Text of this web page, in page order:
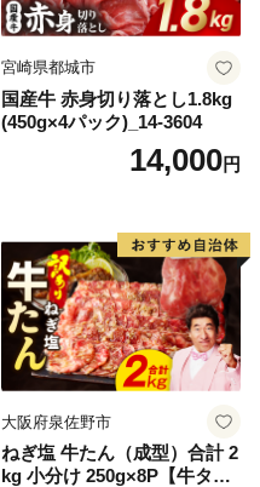
宮崎県都城市
国産牛 赤身切り落とし1.8kg
(450g×4パック)_14-3604
14,000円
大阪府泉佐野市
ねぎ塩 牛たん（成型）合計 2
kg 小分け 250g×8P【牛タン